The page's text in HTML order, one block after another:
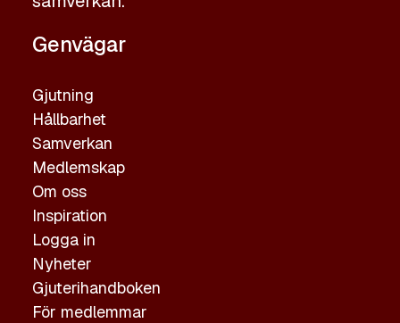
Genvägar
Gjutning
Hållbarhet
Samverkan
Medlemskap
Om oss
Inspiration
Logga in
Nyheter
Gjuterihandboken
För medlemmar